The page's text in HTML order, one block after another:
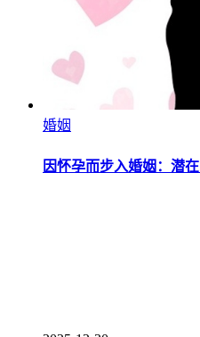
婚姻
因怀孕而步入婚姻：潜